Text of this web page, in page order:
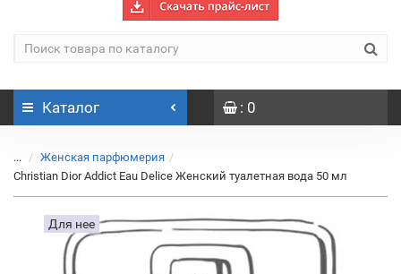
Каталог : 0
...
Женская парфюмерия
Christian Dior Addict Eau Delice Женский туалетная вода 50 мл
Для нее